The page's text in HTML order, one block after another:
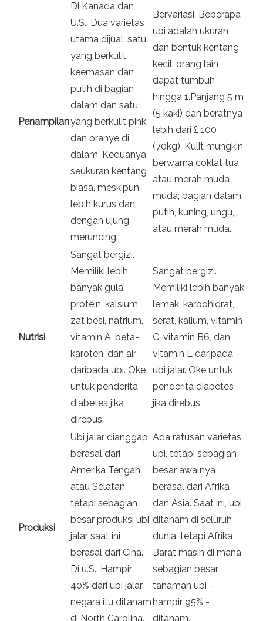
Penampilan
Di Kanada dan
U.S., Dua varietas
utama dijual: satu
yang berkulit
keemasan dan
putih di bagian
dalam dan satu
yang berkulit pink
dan oranye di
dalam. Keduanya
seukuran kentang
biasa, meskipun
lebih kurus dan
dengan ujung
meruncing.
Bervariasi. Beberapa
ubi adalah ukuran
dan bentuk kentang
kecil; orang lain
dapat tumbuh
hingga 1.Panjang 5 m
(5 kaki) dan beratnya
lebih dari £ 100
(70kg). Kulit mungkin
berwarna coklat tua
atau merah muda
muda; bagian dalam
putih, kuning, ungu,
atau merah muda.
Nutrisi
Sangat bergizi.
Memiliki lebih
banyak gula,
protein, kalsium,
zat besi, natrium,
vitamin A, beta-
karoten, dan air
daripada ubi. Oke
untuk penderita
diabetes jika
direbus.
Sangat bergizi.
Memiliki lebih banyak
lemak, karbohidrat,
serat, kalium, vitamin
C, vitamin B6, dan
vitamin E daripada
ubi jalar. Oke untuk
penderita diabetes
jika direbus.
Produksi
Ubi jalar dianggap
berasal dari
Amerika Tengah
atau Selatan,
tetapi sebagian
besar produksi ubi
jalar saat ini
berasal dari Cina.
Di u.S., Hampir
40% dari ubi jalar
negara itu ditanam
di North Carolina.
Ada ratusan varietas
ubi, tetapi sebagian
besar awalnya
berasal dari Afrika
dan Asia. Saat ini, ubi
ditanam di seluruh
dunia, tetapi Afrika
Barat masih di mana
sebagian besar
tanaman ubi -
hampir 95% -
ditanam.